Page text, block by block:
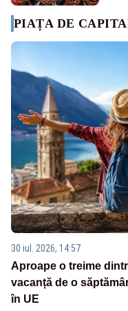
PIAȚA DE
30 iul. 2026, 14:57
Aproape o treime
vacanță de o
în UE